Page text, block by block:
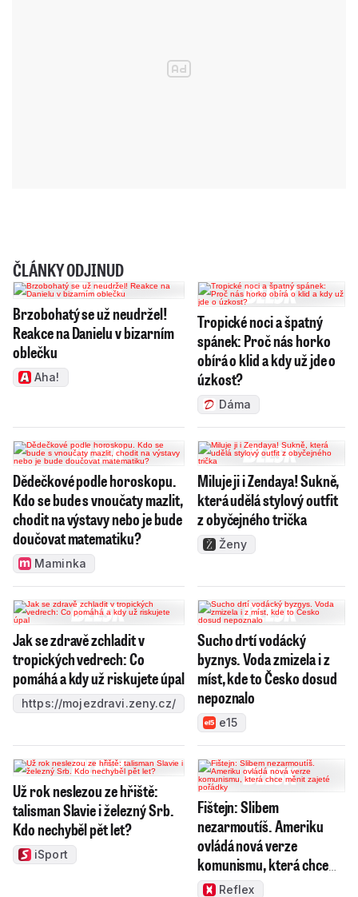
ČLÁNKY ODJINUD
Brzobohatý se už neudržel!
Reakce na Danielu v bizarním
oblečku
Aha!
Tropické noci a špatný
spánek: Proč nás horko
obírá o klid a kdy už jde o
úzkost?
Dáma
Dědečkové podle horoskopu.
Kdo se bude s vnoučaty mazlit,
chodit na výstavy nebo je bude
doučovat matematiku?
Maminka
Miluje ji i Zendaya! Sukně,
která udělá stylový outfit
z obyčejného trička
Ženy
Jak se zdravě zchladit v
tropických vedrech: Co
pomáhá a kdy už riskujete úpal
https://mojezdravi.zeny.cz/
Sucho drtí vodácký
byznys. Voda zmizela i z
míst, kde to Česko dosud
nepoznalo
e15
Už rok neslezou ze hřiště:
talisman Slavie i železný Srb.
Kdo nechyběl pět let?
iSport
Fištejn: Slibem
nezarmoutíš. Ameriku
ovládá nová verze
komunismu, která chce
měnit zajeté pořádky
Reflex